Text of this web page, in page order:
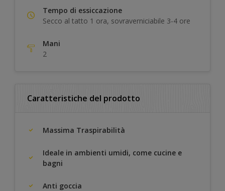
Tempo di essiccazione
Secco al tatto 1 ora, sovraverniciabile 3-4 ore
Mani
2
Caratteristiche del prodotto
Massima Traspirabilità
Ideale in ambienti umidi, come cucine e
bagni
Anti goccia